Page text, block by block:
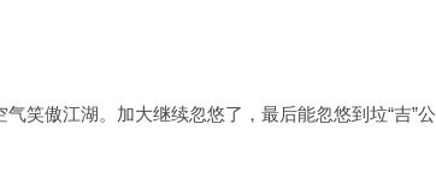
笑傲江湖。加大继续忽悠了，最后能忽悠到垃“吉”公